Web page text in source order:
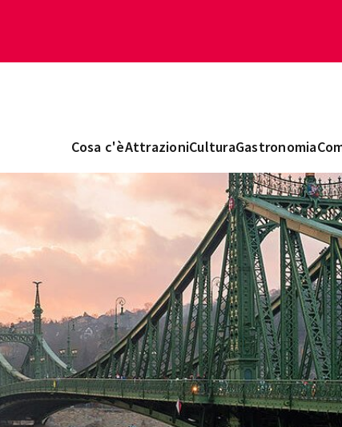
Cosa c'èAttrazioniCulturaGastronomia